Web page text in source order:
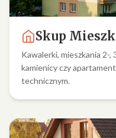
Skup
Kawalerki, mieszkania 2-
kamienicy czy
technicznym.